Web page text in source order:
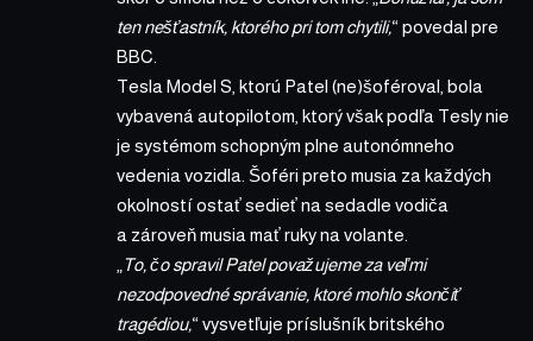
ten nešťastník, ktorého pri tom chytili,“ povedal pre
BBC.
Tesla Model S, ktorú Patel (ne)šoféroval, bola
vybavená autopilotom, ktorý však podľa Tesly nie
je systémom schopným plne autonómneho
vedenia vozidla. Šoféri preto musia za každých
okolností ostať sedieť na sedadle vodiča
a zároveň musia mať ruky na volante.
To, čo spravil Patel považujeme za veľmi
nezodpovedné správanie, ktoré mohlo skončiť
tragédiou,“ vysvetľuje príslušník britského